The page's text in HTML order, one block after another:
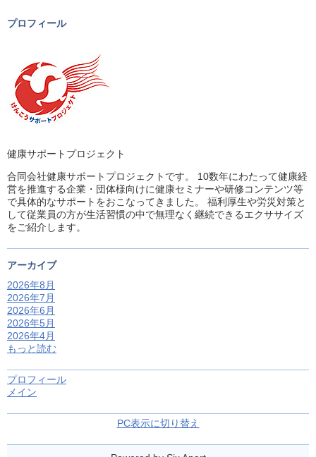
プロフィール
健康サポートプロジェクト
合同会社健康サポートプロジェクトです。 10数年にわたって健康経
営を推進する企業・団体様向けに健康セミナーや研修コンテンツ等
で具体的なサポートをおこなってきました。 福利厚生や労災対策と
して従業員の方が生活習慣の中で無理なく継続できるエクササイズ
をご紹介します。
アーカイブ
2026年8月
2026年7月
2026年6月
2026年5月
2026年4月
もっと読む
プロフィール
メイン
PC表示に切り替え